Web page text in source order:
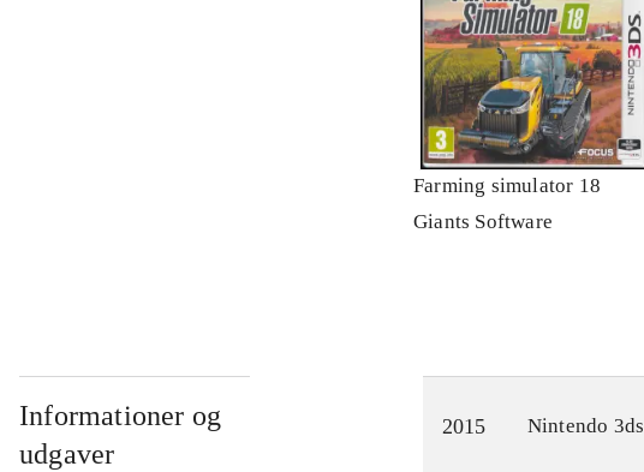
Farming simulator 18
Giants Software
Informationer og
udgaver
2015 Nintendo 3ds